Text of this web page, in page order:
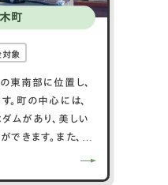
町
象
東南部に位置し、
。町の中心には、
ムがあり、美しい
きます。また、町